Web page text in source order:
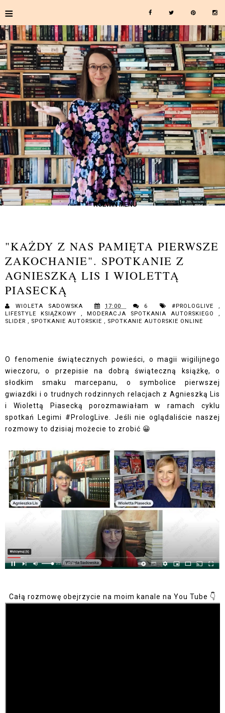
≡
≡ ROZWIŃ MENU
"KAŻDY Z NAS PAMIĘTA PIERWSZE
ZAKOCHANIE". SPOTKANIE Z
AGNIESZKĄ LIS I WIOLETTĄ
PIASECKĄ
WIOLETA SADOWSKA 17:00 6 #PROLOGLIVE,
LIFESTYLE KSIĄŻKOWY , MODERACJA SPOTKANIA AUTORSKIEGO ,
SLIDER , SPOTKANIE AUTORSKIE , SPOTKANIE AUTORSKIE ONLINE
O fenomenie świątecznych powieści, o magii wigilijnego
wieczoru, o przepisie na dobrą świąteczną książkę, o
słodkim smaku marcepanu, o symbolice pierwszej
gwiazdki i o trudnych rodzinnych relacjach z Agnieszką Lis
i Wiolettą Piasecką porozmawiałam w ramach cyklu
spotkań Legimi #PrologLive. Jeśli nie oglądaliście naszej
rozmowy to dzisiaj możecie to zrobić 😀
Całą rozmowę obejrzycie na moim kanale na You Tube 👇